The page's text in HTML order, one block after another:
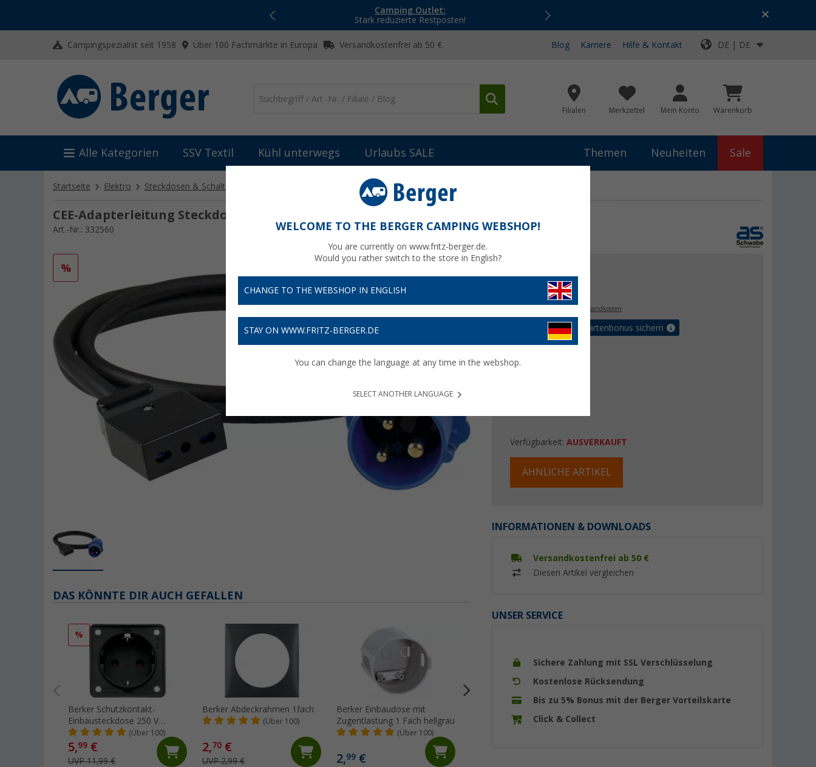
Camping Outlet:
Stark reduzierte Restposten!
Top-Deals für dein Abenteuer!
Campingspezialist seit 1958 Über 100 Fachmärkte in Europa Versandkostenfrei ab 50 € Blog Karriere Hilfe & Kontakt DE | DE
Filialen Merkzettel Mein Konto Warenkorb
Alle Kategorien SSV Textil Kühl unterwegs Urlaubs SALE Themen Neuheiten Sale
Startseite Elektro Steckdosen & Schalter Länderspezifsche Adapterstecker CEE-Adapterleitung Steckdose Italien
CEE-Adapterleitung Steckdose Italien
Art.-Nr.: 332560
%
€
zzgl. Versandkosten
Bis zu 5% Vorteilskartenbonus sichern
Verfügbarkeit: AUSVERKAUFT
ÄHNLICHE ARTIKEL
INFORMATIONEN & DOWNLOADS
Versandkostenfrei ab 50 €
Diesen Artikel vergleichen
UNSER SERVICE
Sichere Zahlung mit SSL Verschlüsselung
Kostenlose Rücksendung
Bis zu 5% Bonus mit der Berger Vorteilskarte
Click & Collect
DAS KÖNNTE DIR AUCH GEFALLEN
%
Berker Schutzkontakt-
Einbausteckdose 250 V
anthrazit
(Über 100)
5,99 €
UVP 11,99 €
Berker Abdeckrahmen 1fach
(Über 100)
2,70 €
UVP 2,99 €
Berker Einbaudose mit
Zugentlastung 1 Fach hellgrau
(Über 100)
2,99 €
Klappdeckel flach
WELCOME TO THE BERGER CAMPING WEBSHOP!
You are currently on www.fritz-berger.de.
Would you rather switch to the store in English?
CHANGE TO THE WEBSHOP IN ENGLISH
STAY ON WWW.FRITZ-BERGER.DE
You can change the language at any time in the webshop.
SELECT ANOTHER LANGUAGE